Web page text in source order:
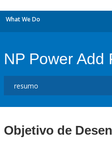
What We Do
NP Power Add
Objetivo de